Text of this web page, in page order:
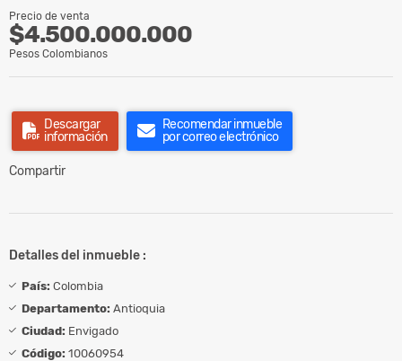
Precio de venta
$4.500.000.000
Pesos Colombianos
Descargar
información
Recomendar inmueble
por correo electrónico
Compartir
Detalles del inmueble :
País: Colombia
Departamento: Antioquia
Ciudad: Envigado
Código: 10060954